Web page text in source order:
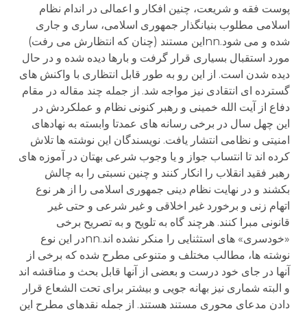
پوست فقه و شریعت، چنین افکار و اعمالی در اندام نظام
اسلامی مطلوب بنیانگذار جمهوری اسلامی، ساری و جاری
شده و می شود.nnاین مستند (چنان که انتظارش می رفت)
مورد استقبال بسیاری قرار گرفت و بارها دیده شده و در حال
دیده شدن است. از این رو به طور قابل انتظاری با واکنش های
گسترده ای انتقادی نیز مواجه شد. از جمله چند مقاله در مقام
دفاع از آیت الله خمینی و رهبر کنونی نظام و عملکردش در
این چهل سال در برخی رسانه های عمدتا وابسته به نهادهای
امنیتی و نظامی انتشار یافت. نویسندگان این نوشته ها تلاش
کرده اند تا انتساب جواز و یا وجوب شرعی بهتان در آموزه های
رهبر فقید انقلاب را انکار کنند و چنین نسبتی را به چالش
بکشند و در نهایت نظام دینی جمهوری اسلامی را از هر نوع
اتهام زنی و برخورد غیر اخلاقی و غیر شرعی و حتی غیر
قانونی مبرا کنند. هرچند گاه به تلویح و به تصریح برخی
«خودسری» های استثنایی را منکر نشده اند.nnدر این نوع
نوشته ها، مطالب مختلف و متنوعی مطرح شده که برخی از
آنها در جای خود درست و بعضی از آنها قابل بحث و مناقشه اند
و البته شماری نیز بهانه جویی و بیشتر برای تحت الشعاع قرار
دادن مدعای محوری مستند هستند. از جمله نقدهای مطرح این